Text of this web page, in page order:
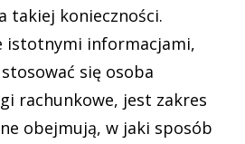
takiej konieczności.
istotnymi informacjami,
się osoba
rachunkowe, jest zakres
obejmują, w jaki sposób